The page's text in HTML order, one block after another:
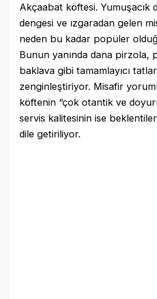
Akçaabat köftesi. Yumuşacık
dengesi ve ızgaradan gelen
neden bu kadar popüler
Bunun yanında dana pirzola,
baklava gibi tamamlayıcı
zenginleştiriyor. Misafir
köftenin “çok otantik ve
servis kalitesinin ise
dile getiriliyor.